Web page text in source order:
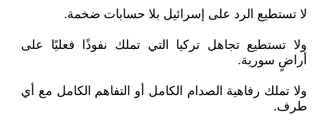
لا تستطيع الرد على إسرائيل بلا حسابات ضخمة.
ولا تستطيع تجاهل تركيا التي تملك نفوذًا فعليًا على
أراضٍ سورية.
ولا تملك رفاهية الصدام الكامل أو التفاهم الكامل مع أي
طرف.